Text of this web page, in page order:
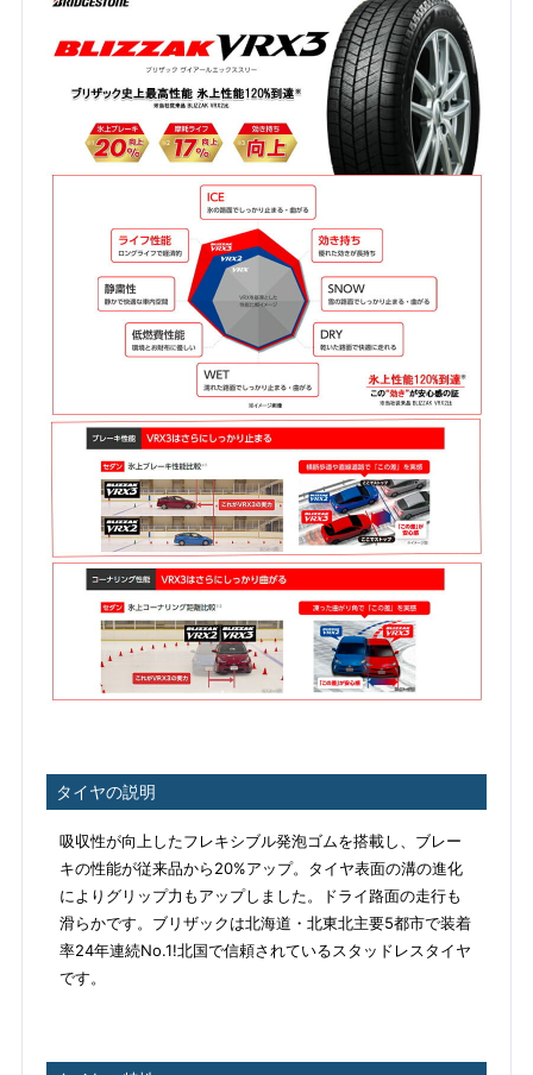
タイヤの説明
吸収性が向上したフレキシブル発泡ゴムを搭載し、ブレー
キの性能が従来品から20%アップ。タイヤ表面の溝の進化
によりグリップ力もアップしました。ドライ路面の走行も
滑らかです。ブリザックは北海道・北東北主要5都市で装着
率24年連続No.1!北国で信頼されているスタッドレスタイヤ
です。